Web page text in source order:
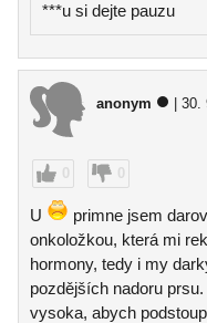
***u si dejte pauzu
anonym |
0 0
U
primne jsem
onkoložkou, která mi
hormony, tedy i my
pozdějších nadoru
vysoka, abych